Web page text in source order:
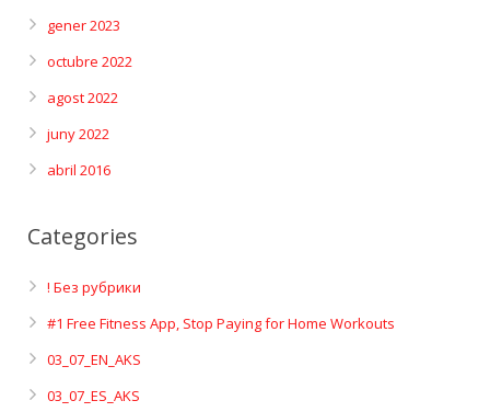
gener 2023
octubre 2022
agost 2022
juny 2022
abril 2016
Categories
! Без рубрики
#1 Free Fitness App, Stop Paying for Home Workouts
03_07_EN_AKS
03_07_ES_AKS